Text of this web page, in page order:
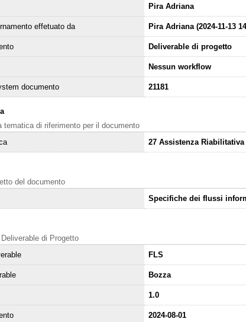
Pira Adriana
effetuato da Pira Adriana (2024-11-13
Deliverable di progetto
Nessun workflow
documento 21181
tematica di riferimento per il documento
27 Assistenza Riabilitativa
del documento
Specifiche dei flussi
di Progetto
FLS
Bozza
1.0
2024-08-01